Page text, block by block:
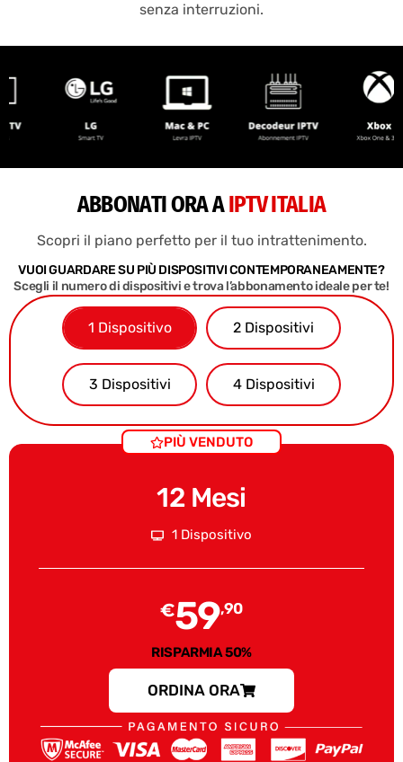
senza interruzioni.
ABBONATI ORA AIPTV ITALIA
Scopri il piano perfetto per il tuo intrattenimento.
VUOI GUARDARE SU PIÙ DISPOSITIVI CONTEMPORANEAMENTE?
Scegli il numero di dispositivi e trova l’abbonamento ideale per te!
1 Dispositivo 2 Dispositivi
3 Dispositivi 4 Dispositivi
PIÙ VENDUTO
12 Mesi
1 Dispositivo
€59,90
RISPARMIA 50%
ORDINA ORA